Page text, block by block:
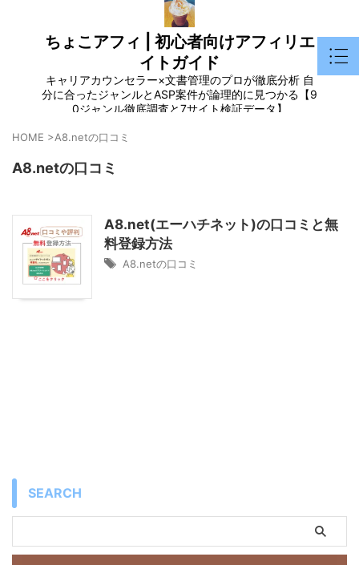
ちょこアフィ | 初心者向けアフィリエ
イトガイド
キャリアカウンセラー×文書管理のプロが徹底分析 自
分に合ったジャンルとASP案件が論理的に見つかる【9
0ジャンル徹底調査と7サイト検証データ】
HOME >A8.netの口コミ
A8.netの口コミ
A8.net(エーハチネット)の口コミと無
料登録方法
A8.netの口コミ
SEARCH